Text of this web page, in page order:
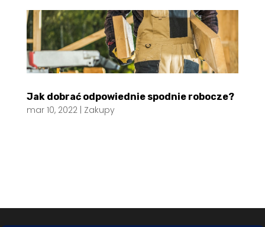
Jak dobrać odpowiednie spodnie robocze?
mar 10, 2022| Zakupy